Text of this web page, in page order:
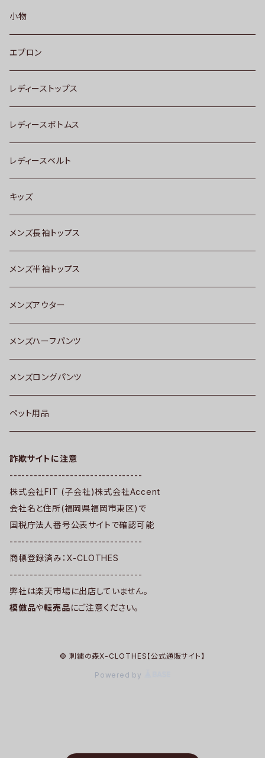
小物
エプロン
レディーストップス
レディースボトムス
レディースベルト
キッズ
メンズ長袖トップス
メンズ半袖トップス
メンズアウター
メンズハーフパンツ
メンズロングパンツ
ペット用品
詐欺サイトに注意
---------------------------------
株式会社FIT (子会社)株式会社Accent
会社名と住所(福岡県福岡市東区)で
国税庁法人番号公表サイトで確認可能
---------------------------------
商標登録済み：X-CLOTHES
---------------------------------
弊社は楽天市場に出店していません。
模倣品や転売品にご注意ください。
© 刺繍の森X-CLOTHES【公式通販サイト】
Powered by